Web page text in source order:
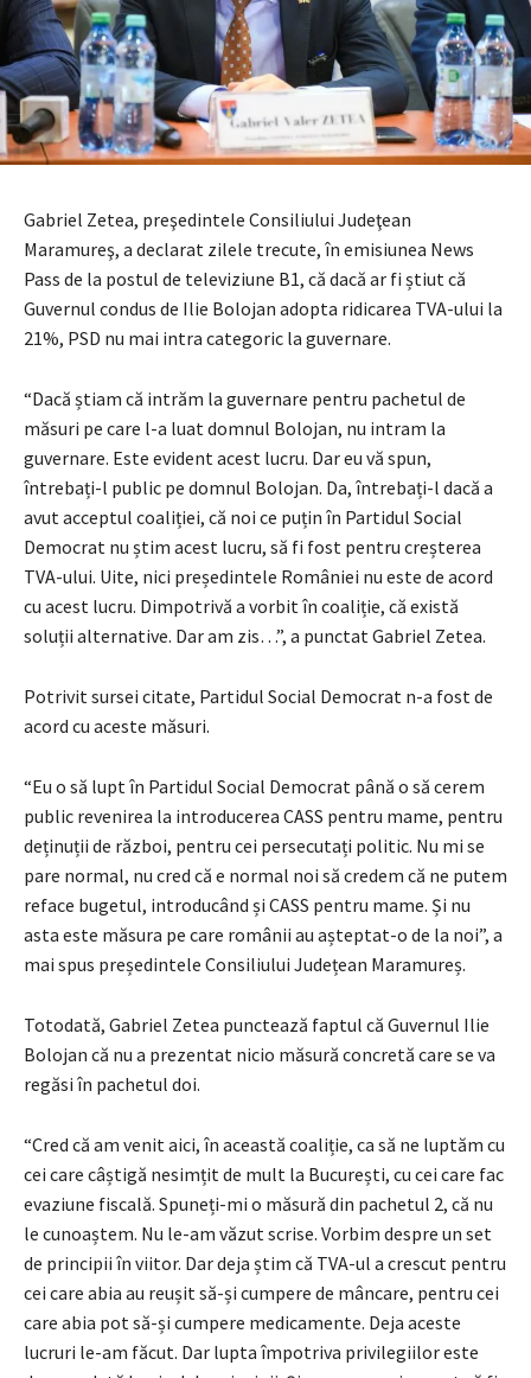
Gabriel Zetea, preşedintele Consiliului Judeţean
Maramureş, a declarat zilele trecute, în emisiunea News
Pass de la postul de televiziune B1, că dacă ar fi știut că
Guvernul condus de Ilie Bolojan adopta ridicarea TVA-ului la
21%, PSD nu mai intra categoric la guvernare.
“Dacă știam că intrăm la guvernare pentru pachetul de
măsuri pe care l-a luat domnul Bolojan, nu intram la
guvernare. Este evident acest lucru. Dar eu vă spun,
întrebați-l public pe domnul Bolojan. Da, întrebați-l dacă a
avut acceptul coaliției, că noi ce puțin în Partidul Social
Democrat nu știm acest lucru, să fi fost pentru creșterea
TVA-ului. Uite, nici președintele României nu este de acord
cu acest lucru. Dimpotrivă a vorbit în coaliție, că există
soluții alternative. Dar am zis…”, a punctat Gabriel Zetea.
Potrivit sursei citate, Partidul Social Democrat n-a fost de
acord cu aceste măsuri.
“Eu o să lupt în Partidul Social Democrat până o să cerem
public revenirea la introducerea CASS pentru mame, pentru
deținuții de război, pentru cei persecutați politic. Nu mi se
pare normal, nu cred că e normal noi să credem că ne putem
reface bugetul, introducând și CASS pentru mame. Și nu
asta este măsura pe care românii au așteptat-o de la noi”, a
mai spus președintele Consiliului Județean Maramureș.
Totodată, Gabriel Zetea punctează faptul că Guvernul Ilie
Bolojan că nu a prezentat nicio măsură concretă care se va
regăsi în pachetul doi.
“Cred că am venit aici, în această coaliție, ca să ne luptăm cu
cei care câștigă nesimțit de mult la București, cu cei care fac
evaziune fiscală. Spuneți-mi o măsură din pachetul 2, că nu
le cunoaștem. Nu le-am văzut scrise. Vorbim despre un set
de principii în viitor. Dar deja știm că TVA-ul a crescut pentru
cei care abia au reușit să-și cumpere de mâncare, pentru cei
care abia pot să-și cumpere medicamente. Deja aceste
lucruri le-am făcut. Dar lupta împotriva privilegiilor este